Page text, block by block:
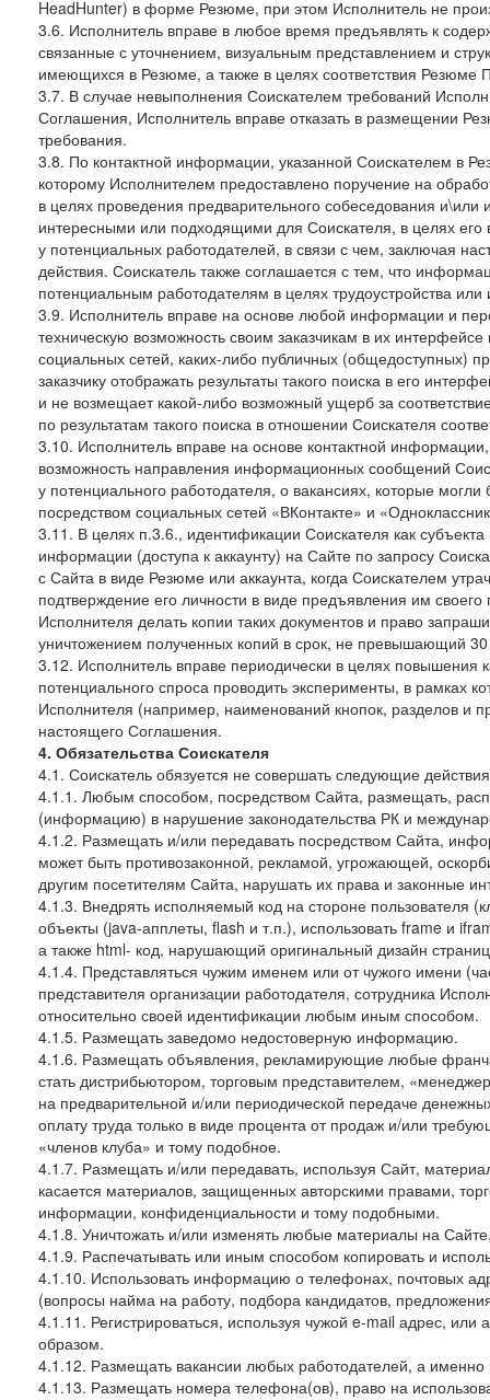
HeadHunter) в форме Резюме, при этом Исполнитель не
3.6. Исполнитель вправе в любое время предъявлять к
связанные с уточнением, визуальным представлением и
имеющихся в Резюме, а также в целях соответствия
3.7. В случае невыполнения Соискателем требований
Соглашения, Исполнитель вправе отказать в размещении
требования.
3.8. По контактной информации, указанной Соискателем в
которому Исполнителем предоставлено поручение на
в целях проведения предварительного собеседования
интересными или подходящими для Соискателя, в целях его
у потенциальных работодателей, в связи с чем, заключая
действия. Соискатель также соглашается с тем, что
потенциальным работодателям в целях трудоустройства
3.9. Исполнитель вправе на основе любой информации и
техническую возможность своим заказчикам в их
социальных сетей, каких-либо публичных (общедоступных)
заказчику отображать результаты такого поиска в его
и не возмещает какой-либо возможный ущерб за
по результатам такого поиска в отношении Соискателя
3.10. Исполнитель вправе на основе контактной
возможность направления информационных сообщений
у потенциального работодателя, о вакансиях, которые
посредством социальных сетей «ВКонтакте» и
3.11. В целях п.3.6., идентификации Соискателя как
информации (доступа к аккаунту) на Сайте по запросу
с Сайта в виде Резюме или аккаунта, когда Соискателем
подтверждение его личности в виде предъявления им
Исполнителя делать копии таких документов и право
уничтожением полученных копий в срок, не превышающий
3.12. Исполнитель вправе периодически в целях повышения
потенциального спроса проводить эксперименты, в рамках
Исполнителя (например, наименований кнопок, разделов и
настоящего Соглашения.
4. Обязательства Соискателя
4.1. Соискатель обязуется не совершать следующие
4.1.1. Любым способом, посредством Сайта, размещать,
(информацию) в нарушение законодательства РК и
4.1.2. Размещать и/или передавать посредством Сайта,
может быть противозаконной, рекламой, угрожающей,
другим посетителям Сайта, нарушать их права и законные
4.1.3. Внедрять исполняемый код на стороне пользователя
объекты (java-апплеты, flash и т.п.), использовать frame и
а также html- код, нарушающий оригинальный дизайн
4.1.4. Представляться чужим именем или от чужого имени
представителя организации работодателя, сотрудника
относительно своей идентификации любым иным способом.
4.1.5. Размещать заведомо недостоверную информацию.
4.1.6. Размещать объявления, рекламирующие любые
стать дистрибьютором, торговым представителем,
на предварительной и/или периодической передаче
оплату труда только в виде процента от продаж и/или
«членов клуба» и тому подобное.
4.1.7. Размещать и/или передавать, используя Сайт,
касается материалов, защищенных авторскими правами,
информации, конфиденциальности и тому подобными.
4.1.8. Уничтожать и/или изменять любые материалы на
4.1.9. Распечатывать или иным способом копировать и
4.1.10. Использовать информацию о телефонах, почтовых
(вопросы найма на работу, подбора кандидатов,
4.1.11. Регистрироваться, используя чужой e-mail адрес,
образом.
4.1.12. Размещать вакансии любых работодателей, а
4.1.13. Размещать номера телефона(ов), право на